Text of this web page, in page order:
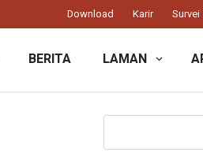
Download Karir Survei
BERITA LAMAN